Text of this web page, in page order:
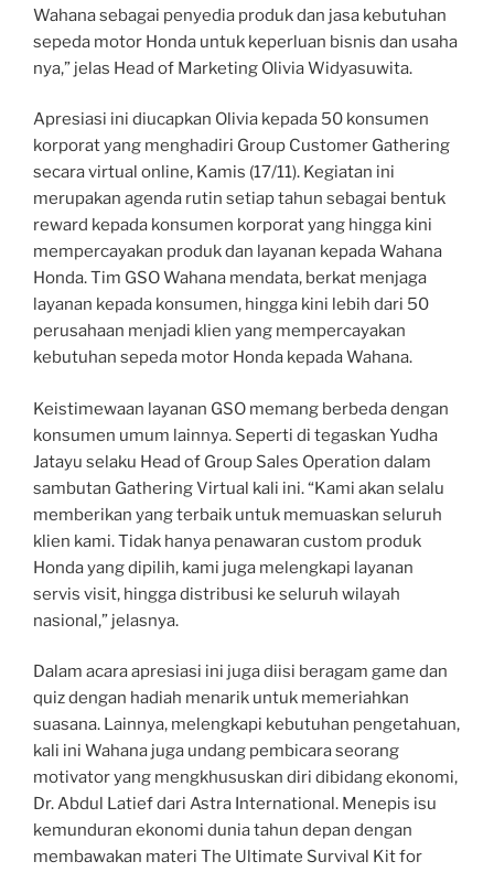
Wahana sebagai penyedia produk dan jasa kebutuhan
sepeda motor Honda untuk keperluan bisnis dan usaha
nya,” jelas Head of Marketing Olivia Widyasuwita.
Apresiasi ini diucapkan Olivia kepada 50 konsumen
korporat yang menghadiri Group Customer Gathering
secara virtual online, Kamis (17/11). Kegiatan ini
merupakan agenda rutin setiap tahun sebagai bentuk
reward kepada konsumen korporat yang hingga kini
mempercayakan produk dan layanan kepada Wahana
Honda. Tim GSO Wahana mendata, berkat menjaga
layanan kepada konsumen, hingga kini lebih dari 50
perusahaan menjadi klien yang mempercayakan
kebutuhan sepeda motor Honda kepada Wahana.
Keistimewaan layanan GSO memang berbeda dengan
konsumen umum lainnya. Seperti di tegaskan Yudha
Jatayu selaku Head of Group Sales Operation dalam
sambutan Gathering Virtual kali ini. “Kami akan selalu
memberikan yang terbaik untuk memuaskan seluruh
klien kami. Tidak hanya penawaran custom produk
Honda yang dipilih, kami juga melengkapi layanan
servis visit, hingga distribusi ke seluruh wilayah
nasional,” jelasnya.
Dalam acara apresiasi ini juga diisi beragam game dan
quiz dengan hadiah menarik untuk memeriahkan
suasana. Lainnya, melengkapi kebutuhan pengetahuan,
kali ini Wahana juga undang pembicara seorang
motivator yang mengkhususkan diri dibidang ekonomi,
Dr. Abdul Latief dari Astra International. Menepis isu
kemunduran ekonomi dunia tahun depan dengan
membawakan materi The Ultimate Survival Kit for